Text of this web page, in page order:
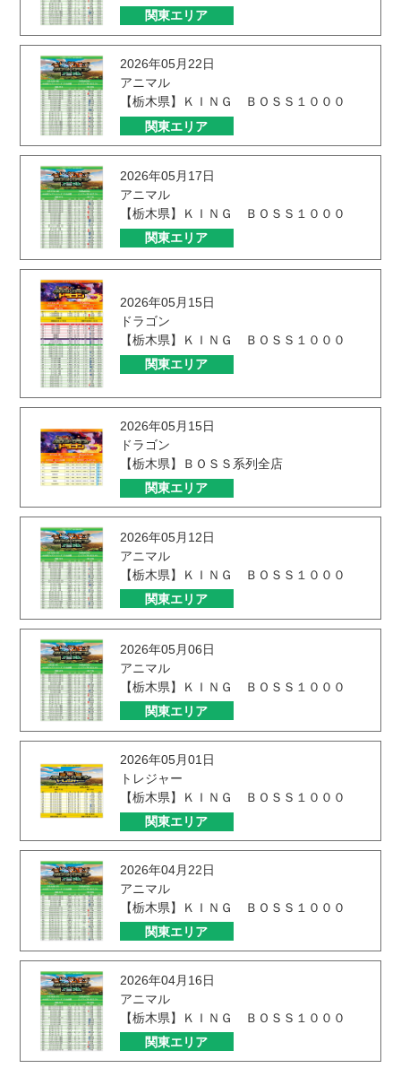
関東エリア
2026年05月22日
アニマル
【栃木県】ＫＩＮＧ ＢＯＳＳ１０００
関東エリア
2026年05月17日
アニマル
【栃木県】ＫＩＮＧ ＢＯＳＳ１０００
関東エリア
2026年05月15日
ドラゴン
【栃木県】ＫＩＮＧ ＢＯＳＳ１０００
関東エリア
2026年05月15日
ドラゴン
【栃木県】ＢＯＳＳ系列全店
関東エリア
2026年05月12日
アニマル
【栃木県】ＫＩＮＧ ＢＯＳＳ１０００
関東エリア
2026年05月06日
アニマル
【栃木県】ＫＩＮＧ ＢＯＳＳ１０００
関東エリア
2026年05月01日
トレジャー
【栃木県】ＫＩＮＧ ＢＯＳＳ１０００
関東エリア
2026年04月22日
アニマル
【栃木県】ＫＩＮＧ ＢＯＳＳ１０００
関東エリア
2026年04月16日
アニマル
【栃木県】ＫＩＮＧ ＢＯＳＳ１０００
関東エリア